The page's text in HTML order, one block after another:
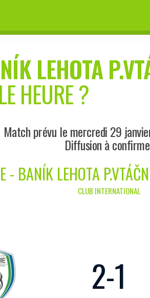
LEHOTA
HEURE ?
Match prévu le mercredi 29
Diffusion à
- BANÍK LEHOTA
CLUB INTERNATIONAL
2-1